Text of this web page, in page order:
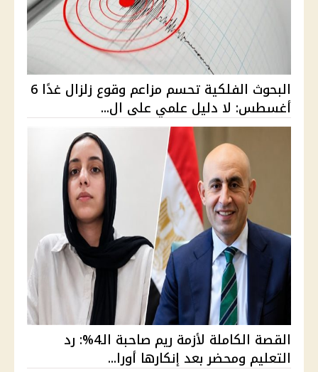
البحوث الفلكية تحسم مزاعم وقوع زلزال غدًا 6
أغسطس: لا دليل علمي على ال...
القصة الكاملة لأزمة ريم صاحبة الـ4%: رد
التعليم ومحضر بعد إنكارها أورا...